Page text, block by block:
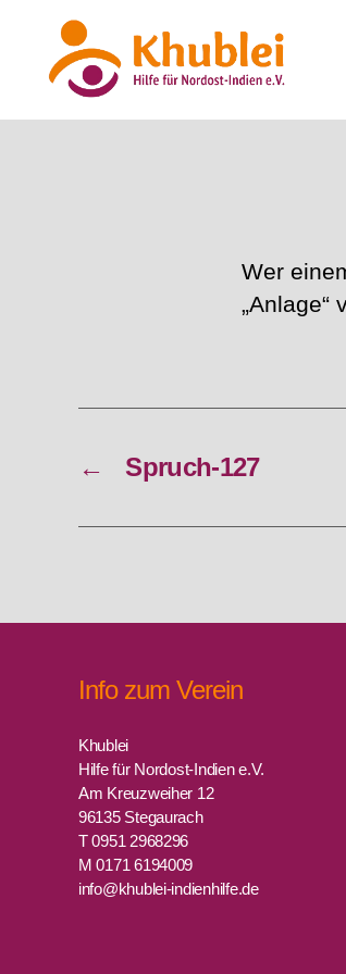
Khublei
Wer
„Anlage“
← Spruch-127
Info zum Verein
Khublei
Hilfe für Nordost-Indien e.V.
Am Kreuzweiher 12
96135 Stegaurach
T 0951 2968296
M 0171 6194009
info@khublei-indienhilfe.de